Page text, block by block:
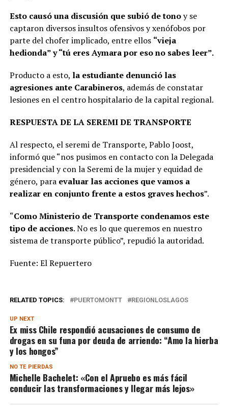
Esto causó una discusión que subió de tonoy se
captaron diversos insultos ofensivos y xenófobos por
parte del chofer implicado, entre ellos “vieja
hedionda” y “tú eres Aymara por eso no sabes leer”.
Producto a esto, la estudiante denunció las
agresiones ante Carabineros, además de constatar
lesiones en el centro hospitalario de la capital regional.
RESPUESTA DE LA SEREMI DE TRANSPORTE
Al respecto, el seremi de Transporte, Pablo Joost,
informó que “nos pusimos en contacto con la Delegada
presidencial y con la Seremi de la mujer y equidad de
género, para evaluar las acciones que vamos a
realizar en conjunto frente a estos graves hechos”.
“Como Ministerio de Transporte condenamos este
tipo de acciones. No es lo que queremos en nuestro
sistema de transporte público”, repudió la autoridad.
Fuente: El Repuertero
RELATED TOPICS: PUERTOMONTT REGIONLOSLAGOS
UP NEXT
Ex miss Chile respondió acusaciones de consumo de
drogas en su funa por deuda de arriendo: “Amo la hierba
y los hongos”
NO TE PIERDAS
Michelle Bachelet: «Con el Apruebo es más fácil
conducir las transformaciones y llegar más lejos»